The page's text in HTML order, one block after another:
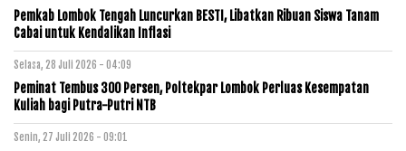
Pemkab Lombok Tengah Luncurkan BESTI, Libatkan Ribuan Siswa Tanam
Cabai untuk Kendalikan Inflasi
Selasa, 28 Juli 2026 - 04:09
Peminat Tembus 300 Persen, Poltekpar Lombok Perluas Kesempatan
Kuliah bagi Putra-Putri NTB
Senin, 27 Juli 2026 - 09:01